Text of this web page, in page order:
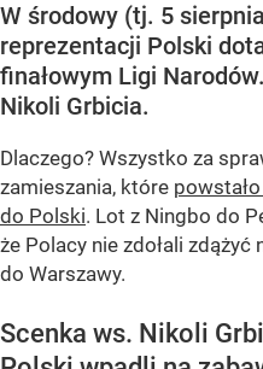
W środowy (tj. 5
reprezentacji Polski
finałowym Ligi
Nikoli Grbicia.
Dlaczego? Wszystko za
zamieszania, które
do Polski. Lot z Ningbo do
że Polacy nie zdołali zdążyć
do Warszawy.
Scenka ws. Nikoli